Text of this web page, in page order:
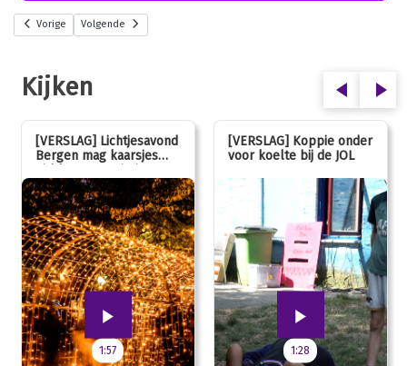
Vorige Volgende
Kijken
[VERSLAG] Lichtjesavond
Bergen mag kaarsjes
jubileum!
1:57
[VERSLAG] Koppie onder
voor koelte bij de JOL
1:28